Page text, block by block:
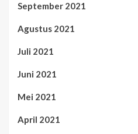
September 2021
Agustus 2021
Juli 2021
Juni 2021
Mei 2021
April 2021